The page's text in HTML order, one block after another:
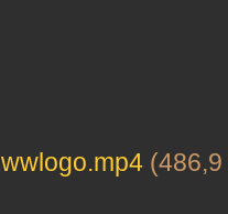
wwlogo.mp4